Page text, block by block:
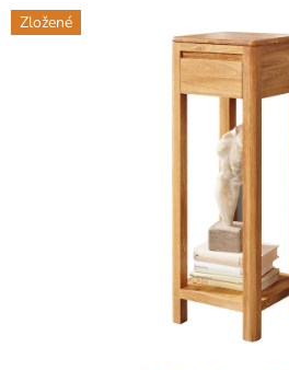
produktu
je
Zložené